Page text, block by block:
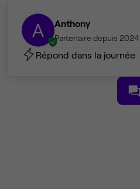
A Anthony
Partenaire depuis 2024
Répond dans la journée